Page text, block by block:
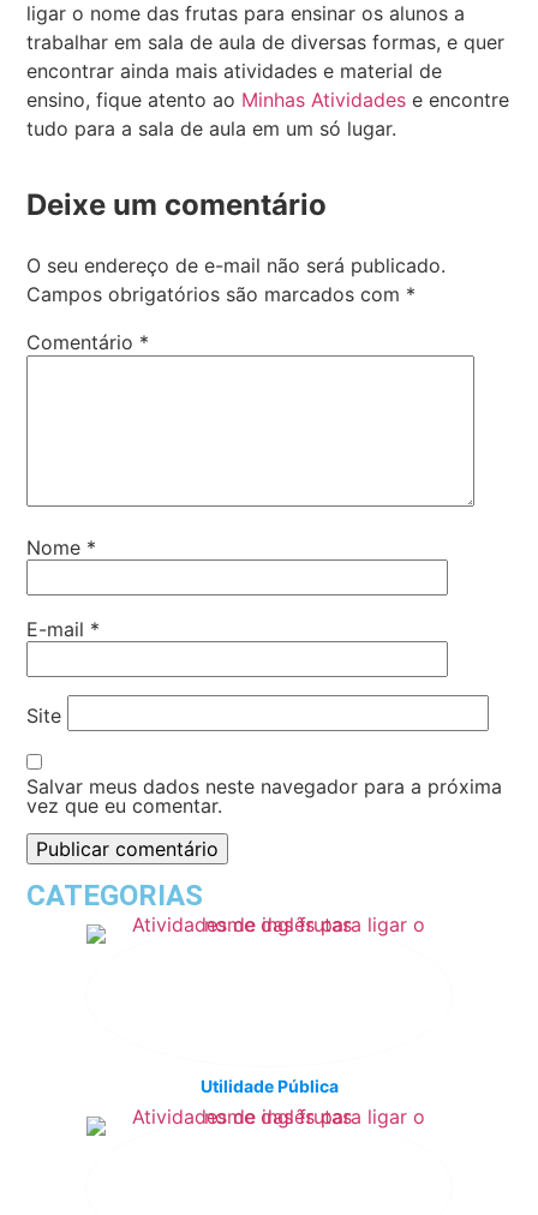
ligar o nome das frutas para ensinar os alunos a
trabalhar em sala de aula de diversas formas, e quer
encontrar ainda mais atividades e material de
ensino, fique atento ao Minhas Atividades e encontre
tudo para a sala de aula em um só lugar.
Deixe um comentário
O seu endereço de e-mail não será publicado.
Campos obrigatórios são marcados com *
Comentário *
Nome *
E-mail *
Site
Salvar meus dados neste navegador para a próxima
vez que eu comentar.
CATEGORIAS
Utilidade Pública